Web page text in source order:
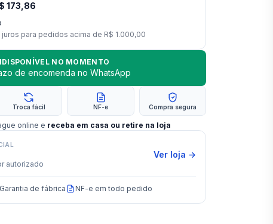
173,86
juros para pedidos acima de R$ 1.000,00
NO MOMENTO
de encomenda no WhatsApp
Troca fácil NF-e Compra segura
online e receba em casa ou retire na loja
autorizado
Ver loja →
Garantia de fábrica NF-e em todo pedido